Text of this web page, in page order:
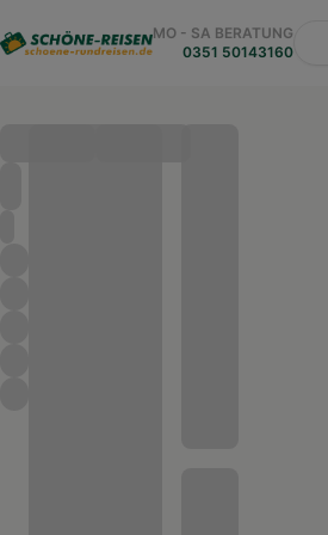
MO - SA BERATUNG
0351 50143160